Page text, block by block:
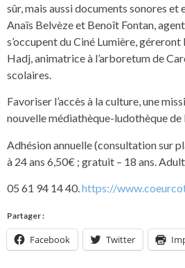
sûr, mais aussi documents sonores et
Anaïs Belvèze et Benoît Fontan,
s’occupent du Ciné Lumière, géreront
Hadj, animatrice à l’arboretum de
scolaires.
Favoriser l’accès à la culture, une
nouvelle médiathèque-ludothèque
Adhésion annuelle (consultation sur
à 24 ans 6,50€ ; gratuit – 18 ans.
05 61 94 14 40.https://
Partager :
Facebook Twitter